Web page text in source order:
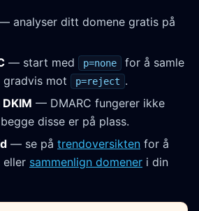
analyser ditt domene gratis på
— start med p=none
for å samle
mot
p=reject .
— DMARC fungerer ikke
disse er på plass.
— se på trendoversikten for å
eller sammenlign domener i din